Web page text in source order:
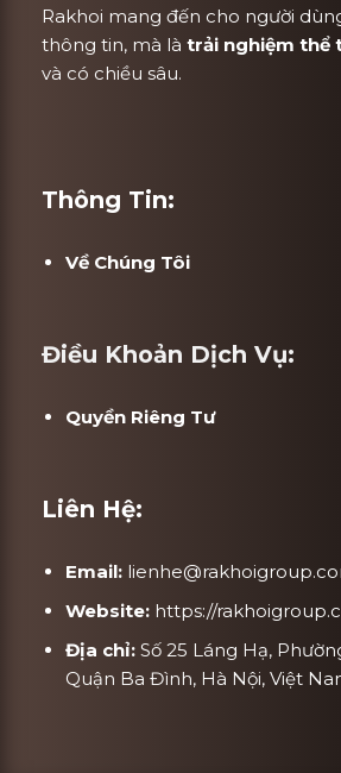
Rakhoi mang đến cho người
thông tin, mà là trải nghiệm thể
và có chiều sâu.
Thông Tin:
Về Chúng Tôi
Điều Khoản Dịch Vụ:
Quyền Riêng Tư
Liên Hệ:
Email:
Website: https://
Địa chỉ: Số 25 Láng Hạ,
Quận Ba Đình, Hà Nội, Việt